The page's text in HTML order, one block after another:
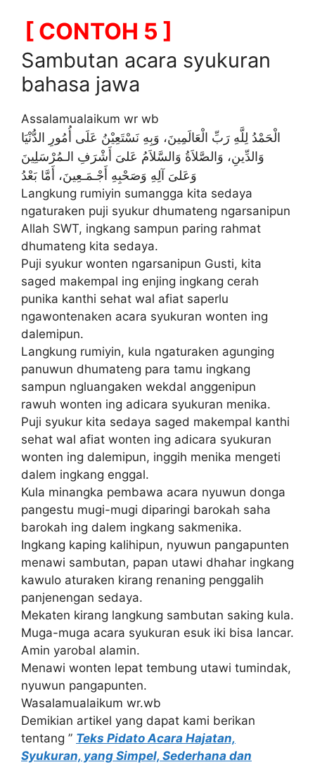
[ CONTOH 5 ]
Sambutan acara syukuran
bahasa jawa
Assalamualaikum wr wb
الْحَمْدُ لِلَّهِ رَبِّ الْعَالَمِينَ، وَبِهِ نَسْتَعِيْنُ عَلَى أُمُورِ الدُّنْيَا
وَالدِّينِ، وَالصَّلاَةُ وَالسَّلاَمُ عَلىَ أَشْرَفِ الـمُرْسَلِينَ
وَعَلىَ آلِهِ وَصَحْبِهِ أَجْـمَـعِينَ، أَمَّا بَعْدُ
Langkung rumiyin sumangga kita sedaya
ngaturaken puji syukur dhumateng ngarsanipun
Allah SWT, ingkang sampun paring rahmat
dhumateng kita sedaya.
Puji syukur wonten ngarsanipun Gusti, kita
saged makempal ing enjing ingkang cerah
punika kanthi sehat wal afiat saperlu
ngawontenaken acara syukuran wonten ing
dalemipun.
Langkung rumiyin, kula ngaturaken agunging
panuwun dhumateng para tamu ingkang
sampun ngluangaken wekdal anggenipun
rawuh wonten ing adicara syukuran menika.
Puji syukur kita sedaya saged makempal kanthi
sehat wal afiat wonten ing adicara syukuran
wonten ing dalemipun, inggih menika mengeti
dalem ingkang enggal.
Kula minangka pembawa acara nyuwun donga
pangestu mugi-mugi diparingi barokah saha
barokah ing dalem ingkang sakmenika.
Ingkang kaping kalihipun, nyuwun pangapunten
menawi sambutan, papan utawi dhahar ingkang
kawulo aturaken kirang renaning penggalih
panjenengan sedaya.
Mekaten kirang langkung sambutan saking kula.
Muga-muga acara syukuran esuk iki bisa lancar.
Amin yarobal alamin.
Menawi wonten lepat tembung utawi tumindak,
nyuwun pangapunten.
Wasalamualaikum wr.wb
Demikian artikel yang dapat kami berikan
tentang ” Teks Pidato Acara Hajatan,
Syukuran, yang Simpel, Sederhana dan